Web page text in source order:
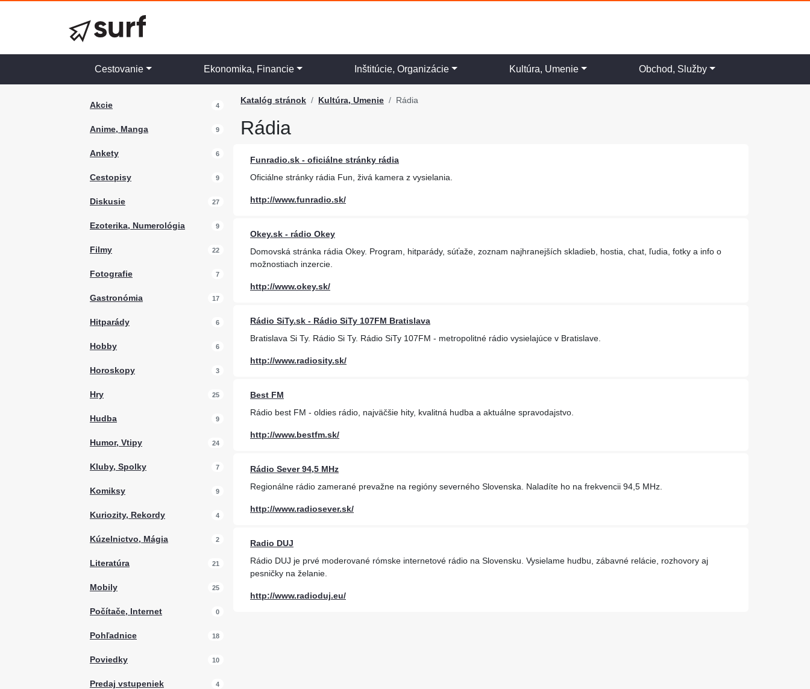
Cestovanie Ekonomika, Financie Inštitúcie, Organizácie Kultúra, Umenie Obchod, Služby
Akcie 4
Anime, Manga 9
Ankety 6
Cestopisy 9
Diskusie 27
Ezoterika, Numerológia 9
Filmy 22
Fotografie 7
Gastronómia 17
Hitparády 6
Hobby 6
Horoskopy 3
Hry 25
Hudba 9
Humor, Vtipy 24
Kluby, Spolky 7
Komiksy 9
Kuriozity, Rekordy 4
Kúzelnictvo, Mágia 2
Literatúra 21
Mobily 25
Počítače, Internet 0
Pohľadnice 18
Poviedky 10
Predaj vstupeniek 4
Katalóg stránok Kultúra, Umenie Rádia
Rádia
Funradio.sk - oficiálne stránky rádia
Oficiálne stránky rádia Fun, živá kamera z vysielania.
http://www.funradio.sk/
Okey.sk - rádio Okey
Domovská stránka rádia Okey. Program, hitparády, súťaže, zoznam najhranejších skladieb, hostia, chat, ľudia, fotky a info o
možnostiach inzercie.
http://www.okey.sk/
Rádio SiTy.sk - Rádio SiTy 107FM Bratislava
Bratislava Si Ty. Rádio Si Ty. Rádio SiTy 107FM - metropolitné rádio vysielajúce v Bratislave.
http://www.radiosity.sk/
Best FM
Rádio best FM - oldies rádio, najväčšie hity, kvalitná hudba a aktuálne spravodajstvo.
http://www.bestfm.sk/
Rádio Sever 94,5 MHz
Regionálne rádio zamerané prevažne na regióny severného Slovenska. Naladíte ho na frekvencii 94,5 MHz.
http://www.radiosever.sk/
Radio DUJ
Rádio DUJ je prvé moderované rómske internetové rádio na Slovensku. Vysielame hudbu, zábavné relácie, rozhovory aj
pesničky na želanie.
http://www.radioduj.eu/